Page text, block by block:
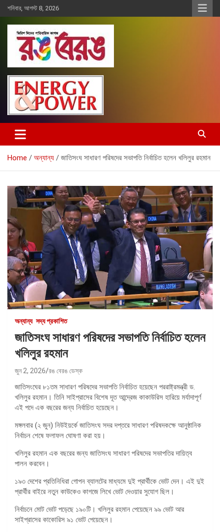
Skip
to
content
শনিবার, আগস্ট 8, 2026
রঙ বেরঙ
Home অন্যান্য জাতিসংঘ সাধারণ পরিষদের সভাপতি নির্বাচিত হলেন খলিলুর রহমান
অন্যান্য সদ্য প্রকাশিত
জাতিসংঘ সাধারণ পরিষদের সভাপতি নির্বাচিত হলেন
খলিলুর রহমান
জুন 2, 2026 রঙ বেরঙ ডেস্ক
জাতিসংঘের ৮১তম সাধারণ পরিষদের সভাপতি নির্বাচিত হয়েছেন পররাষ্ট্রমন্ত্রী ড.
খলিলুর রহমান। তিনি সাইপ্রাসের বিশেষ দূত আন্দ্রেজ কাকাউরিস হারিয়ে মর্যাদাপূর্ণ
এই পদে এক বছরের জন্য নির্বাচিত হয়েছেন।
মঙ্গলবার (২ জুন) নিউইয়র্কে জাতিসংঘ সদর দপ্তরে সাধারণ পরিষদকক্ষে আনুষ্ঠানিক
নির্বাচন শেষে ফলাফল ঘোষণা করা হয়।
খলিলুর রহমান এক বছরের জন্য জাতিসংঘ সাধারণ পরিষদের সভাপতির দায়িত্ব
পালন করবেন।
১৯৩ দেশের প্রতিনিধিরা গোপন ব্যালটের মাধ্যমে দুই প্রার্থীকে ভোট দেন। এই দুই
প্রার্থীর বাইরে নতুন কাউকেও কাগজে লিখে ভোট দেওয়ার সুযোগ ছিল।
নির্বাচনে মোট ভোট পড়েছে ১৯০টি। খলিলুর রহমান পেয়েছেন ৯৯ ভোট আর
সাইপ্রাসের কাকোরিস ৯১ ভোট পেয়েছেন।